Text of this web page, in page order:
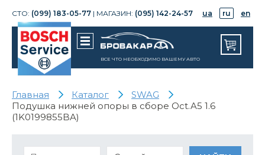
СТО: (099) 183-05-77 | МАГАЗИН: (095) 142-24-57 ua ru en
ВСЕ ЧТО НЕОБХОДИМО ВАШЕМУ АВТО
Главная Каталог
SWAG
Подушка нижней опоры в сборе Oct.A5 1.6
(1K0199855BA)